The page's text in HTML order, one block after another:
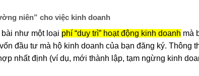
niên” cho việc kinh doanh
như một loại phí “duy trì” hoạt động kinh doanh mà
đầu tư mà hộ kinh doanh của bạn đăng ký.
nhất định (ví dụ, mới thành lập, tạm ngừng kinh